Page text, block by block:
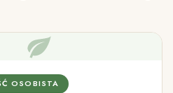
OSOBISTA